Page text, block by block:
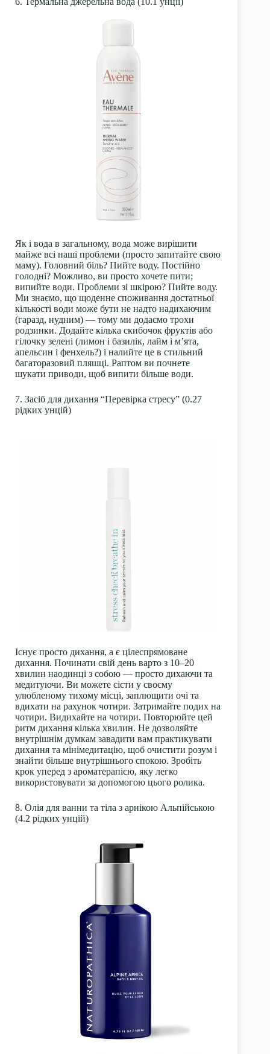
Як і вода в загальному, вода може вирішити
майже всі наші проблеми (просто запитайте свою
маму). Головний біль? Пийте воду. Постійно
голодні? Можливо, ви просто хочете пити;
випийте води. Проблеми зі шкірою? Пийте воду.
Ми знаємо, що щоденне споживання достатньої
кількості води може бути не надто надихаючим
(гаразд, нудним) — тому ми додаємо трохи
родзинки. Додайте кілька скибочок фруктів або
гілочку зелені (лимон і базилік, лайм і м’ята,
апельсин і фенхель?) і налийте це в стильний
багаторазовий пляшці. Раптом ви почнете
шукати приводи, щоб випити більше води.
7. Засіб для дихання “Перевірка стресу” (0.27
рідких унцій)
Існує просто дихання, а є цілеспрямоване
дихання. Починати свій день варто з 10–20
хвилин наодинці з собою — просто дихаючи та
медитуючи. Ви можете сісти у своєму
улюбленому тихому місці, заплющити очі та
вдихати на рахунок чотири. Затримайте подих на
чотири. Видихайте на чотири. Повторюйте цей
ритм дихання кілька хвилин. Не дозволяйте
внутрішнім думкам завадити вам практикувати
дихання та мінімедитацію, щоб очистити розум і
знайти більше внутрішнього спокою. Зробіть
крок уперед з ароматерапією, яку легко
використовувати за допомогою цього ролика.
8. Олія для ванни та тіла з арнікою Альпійською
(4.2 рідких унцій)